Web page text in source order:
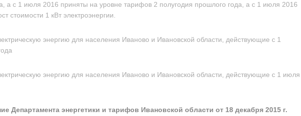
а с 1 июля 2016 приняты на уровне тарифов 2 полугодия прошлого года, а с 1 июля 2016
стоимости 1 кВт электроэнергии.
энергию для населения Иваново и Ивановской области, действующие с 1
энергию для населения Иваново и Ивановской области, действующие с 1 июля
Департамента энергетики и тарифов Ивановской области от 18 декабря 2015 г.